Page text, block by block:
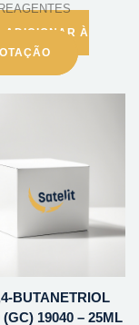
ADICIONAR À
BUTANETRIOL
(GC) 19040 – 25ML